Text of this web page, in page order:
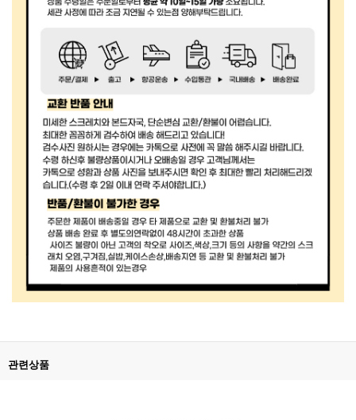
관련상품